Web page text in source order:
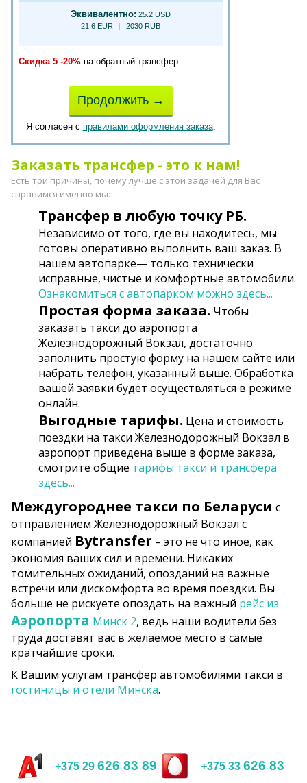
Эквивалентно: 25.2 USD
21.6 EUR
2030 RUB
Скидка 5 -20% на обратный трансфер.
Продолжить →
Я согласен с правилами оформления заказа.
Заказать трансфер - это к нам!
Есть три причины, почему лучше с этой задачей для Вас
справимся именно мы:
Трансфер в любую точку РБ.
Независимо от того, где вы находитесь, мы
готовы оперативно выполнить ваш заказ. В
нашем автопарке— только технически
исправные, чистые и комфортные автомобили.
Ознакомиться с автопарком можно здесь...
Простая форма заказа. Чтобы
заказать такси до аэропорта
Железнодорожный Вокзал, достаточно
заполнить простую форму на нашем сайте или
набрать телефон, указанный выше. Обработка
вашей заявки будет осуществляться в режиме
онлайн.
Выгодные тарифы. Цена и стоимость
поездки на такси Железнодорожный Вокзал в
аэропорт приведена выше в форме заказа,
смотрите общие тарифы такси и трансфера
здесь...
Междугороднее такси по Беларуси c
отправлением Железнодорожный Вокзал с
компанией Bytransfer – это не что иное, как
экономия ваших сил и времени. Никаких
томительных ожиданий, опозданий на важные
встречи или дискомфорта во время поездки. Вы
больше не рискуете опоздать на важный рейс из
Аэропорта Минск 2, ведь наши водители без
труда доставят вас в желаемое место в самые
кратчайшие сроки.
К Вашим услугам трансфер автомобилями такси в
гостиницы и отели Минска.
+375 29 626 83 89 +375 33 626 83